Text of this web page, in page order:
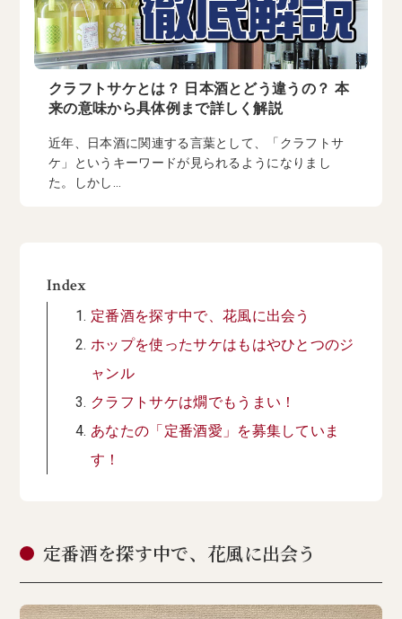
クラフトサケとは？ 日本酒とどう違うの？ 本
来の意味から具体例まで詳しく解説
近年、日本酒に関連する言葉として、「クラフトサ
ケ」というキーワードが見られるようになりまし
た。しかし...
Index
定番酒を探す中で、花風に出会う
ホップを使ったサケはもはやひとつのジ
ャンル
クラフトサケは燗でもうまい！
あなたの「定番酒愛」を募集していま
す！
定番酒を探す中で、花風に出会う